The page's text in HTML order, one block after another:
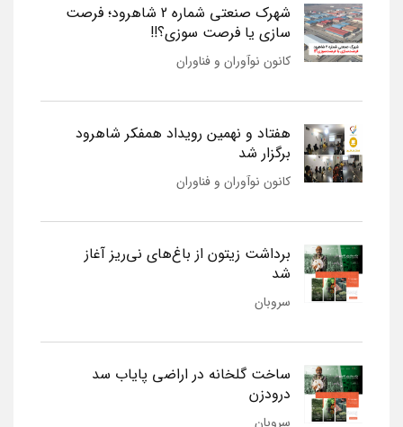
شهرک صنعتی شماره 2 شاهرود؛ فرصت
سازی یا فرصت سوزی؟!!
کانون نوآوران و فناوران
هفتاد و نهمین رویداد همفکر شاهرود
برگزار شد
کانون نوآوران و فناوران
برداشت زیتون از باغ‌های نی‌ریز آغاز
شد
سروبان
ساخت گلخانه در اراضی پایاب سد
درودزن
سروبان